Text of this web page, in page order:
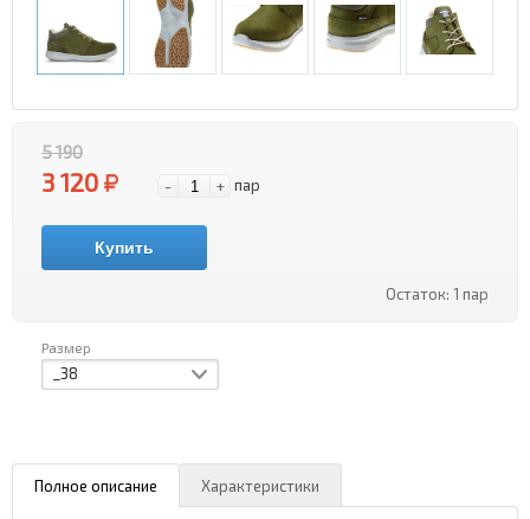
5 190
3 120 - + пар
Купить
Остаток: 1 пар
Размер
_38
Полное описание Характеристики